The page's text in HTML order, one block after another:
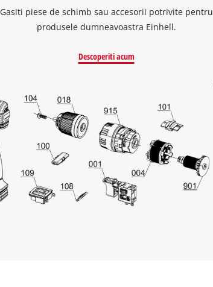
Gasiti piese de schimb sau accesorii potrivite pentru
produsele dumneavoastra Einhell.
Descoperiti acum